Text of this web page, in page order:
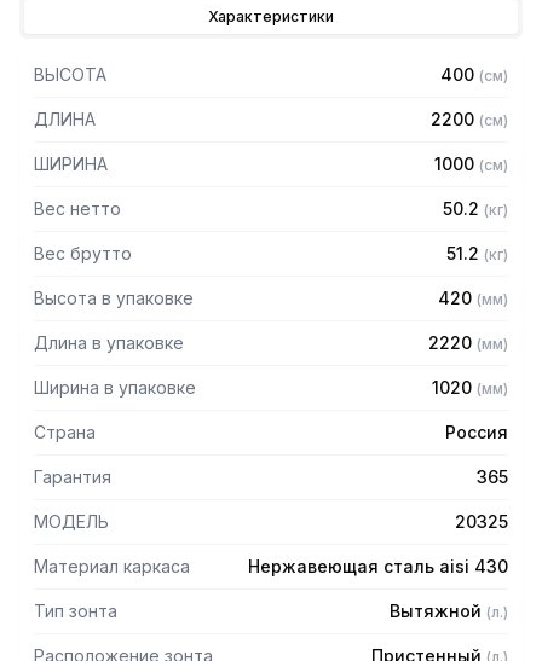
капли жира, которые в противном случае оседали бы на
защищает сотрудников горячего цеха.
Особенности:
— Бескаркасный
0,8мм
— Поставляется в собранном виде
Характеристики
ВЫСОТА 400 (см)
ДЛИНА 2200 (см)
ШИРИНА 1000 (см)
Вес нетто 50.2 (кг)
Вес брутто 51.2 (кг)
Высота в упаковке 420 (мм)
Длина в упаковке 2220 (мм)
Ширина в упаковке 1020 (мм)
Страна Россия
Гарантия 365
МОДЕЛЬ 20325
Материал каркаса Нержавеющая сталь aisi 430
Тип зонта Вытяжной (л.)
Расположение зонта Пристенный (л.)